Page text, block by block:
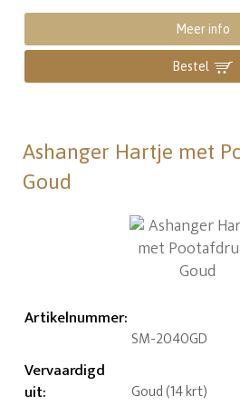
Meer info
Bestel
Ashanger Hartje met
Goud
Artikelnummer:
SM-2040GD
Vervaardigd
uit: Goud (14 krt)